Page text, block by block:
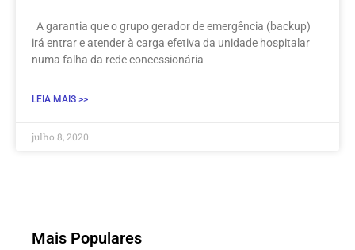
A garantia que o grupo gerador de emergência (backup)
irá entrar e atender à carga efetiva da unidade hospitalar
numa falha da rede concessionária
LEIA MAIS >>
julho 8, 2020
Mais Populares